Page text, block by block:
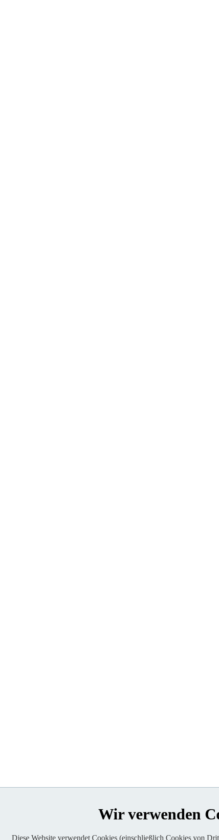
Wir verwenden
Diese Website verwendet Cookies (einschließlich Cookies von